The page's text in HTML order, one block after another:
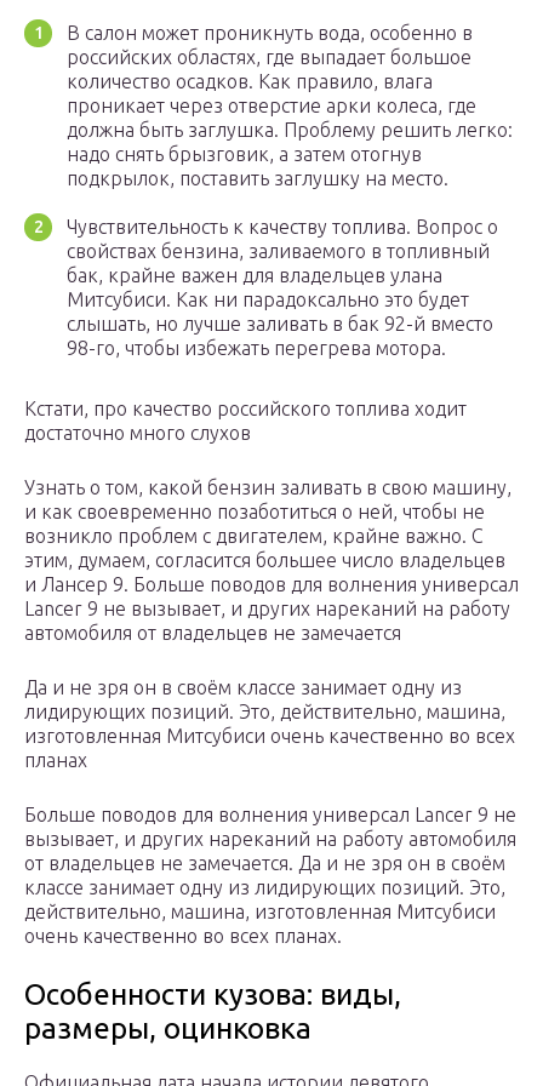
В салон может проникнуть вода, особенно в
российских областях, где выпадает большое
количество осадков. Как правило, влага
проникает через отверстие арки колеса, где
должна быть заглушка. Проблему решить легко:
надо снять брызговик, а затем отогнув
подкрылок, поставить заглушку на место.
Чувствительность к качеству топлива. Вопрос о
свойствах бензина, заливаемого в топливный
бак, крайне важен для владельцев улана
Митсубиси. Как ни парадоксально это будет
слышать, но лучше заливать в бак 92-й вместо
98-го, чтобы избежать перегрева мотора.
Кстати, про качество российского топлива ходит
достаточно много слухов
Узнать о том, какой бензин заливать в свою машину,
и как своевременно позаботиться о ней, чтобы не
возникло проблем с двигателем, крайне важно. С
этим, думаем, согласится большее число владельцев
и Лансер 9. Больше поводов для волнения универсал
Lancer 9 не вызывает, и других нареканий на работу
автомобиля от владельцев не замечается
Да и не зря он в своём классе занимает одну из
лидирующих позиций. Это, действительно, машина,
изготовленная Митсубиси очень качественно во всех
планах
Больше поводов для волнения универсал Lancer 9 не
вызывает, и других нареканий на работу автомобиля
от владельцев не замечается. Да и не зря он в своём
классе занимает одну из лидирующих позиций. Это,
действительно, машина, изготовленная Митсубиси
очень качественно во всех планах.
Особенности кузова: виды,
размеры, оцинковка